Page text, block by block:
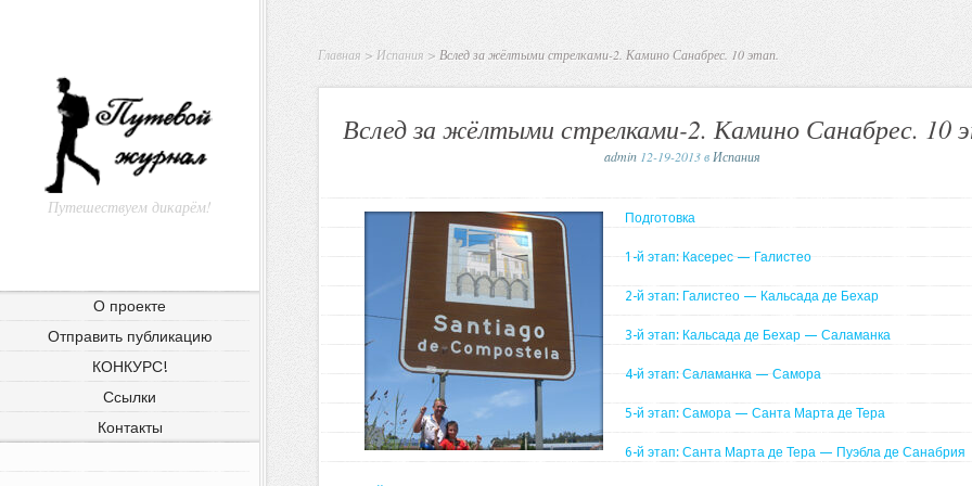
Путешествуем дикарём!
О проекте
Отправить публикацию
КОНКУРС!
Ссылки
Контакты
Главная > Испания > Вслед за жёлтыми стрелками-2. Камино Санабрес. 10 этап.
Вслед за жёлтыми стрелками-2. Камино Санабрес. 10
admin12-19-2013 в Испания
Подготовка
1-й этап: Касерес — Галистео
2-й этап: Галистео — Кальсада де Бехар
3-й этап: Кальсада де Бехар — Саламанка
4-й этап: Саламанка — Самора
5-й этап: Самора — Санта Марта де Тера
6-й этап: Санта Марта де Тера — Пуэбла де Санабрия